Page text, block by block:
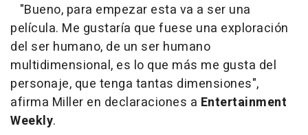
"Bueno, para empezar esta va a ser una
película. Me gustaría que fuese una exploración
del ser humano, de un ser humano
multidimensional, es lo que más me gusta del
personaje, que tenga tantas dimensiones",
afirma Miller en declaraciones a Entertainment
Weekly.